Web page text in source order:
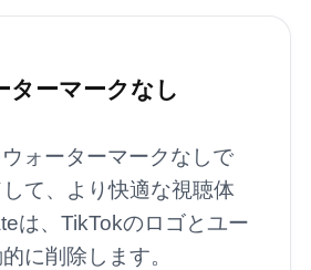
ターマークなし
ォーターマークなしで
て、より快適な視聴体
は、TikTokのロゴとユー
に削除します。